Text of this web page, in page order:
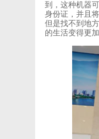
到，这种机器
身份证，并且
但是找不到地方
的生活变得更加便